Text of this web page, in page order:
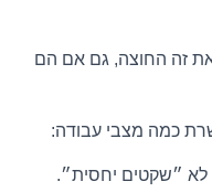
את זה החוצה, גם אם הם
כמה מצבי עבודה:
״שקטים יחסית״.